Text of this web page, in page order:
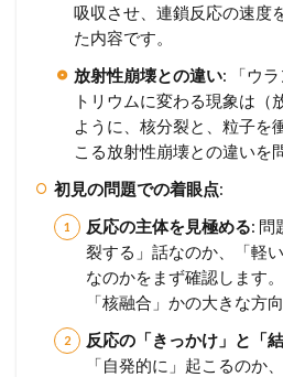
吸収させ、連鎖反応の速度
た内容です。
放射性崩壊との違い: 「ウ
トリウムに変わる現象は（
ように、核分裂と、粒子を
こる放射性崩壊との違いを
初見の問題での着眼点:
反応の主体を見極める: 問
裂する」話なのか、「軽
なのかをまず確認します
「核融合」かの大きな方
反応の「きっかけ」と「
「自発的に」起こるのか